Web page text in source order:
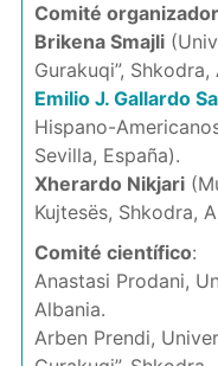
Comité organizador
Brikena Smajli
Gurakuqi”, Shkodra,
Emilio J. Gallardo
Hispano-
Sevilla, España).
Xherardo Nikjari
Kujtesës, Shkodra,
Comité científico:
Anastasi Prodani,
Albania.
Arben Prendi,